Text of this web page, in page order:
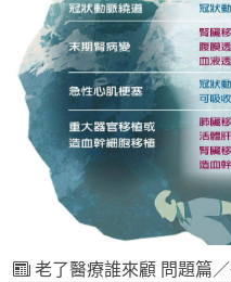
老了醫療誰來顧 問題篇